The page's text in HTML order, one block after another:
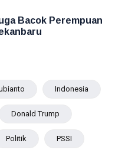
Bacok Perempuan
Indonesia
Donald Trump
Politik PSSI